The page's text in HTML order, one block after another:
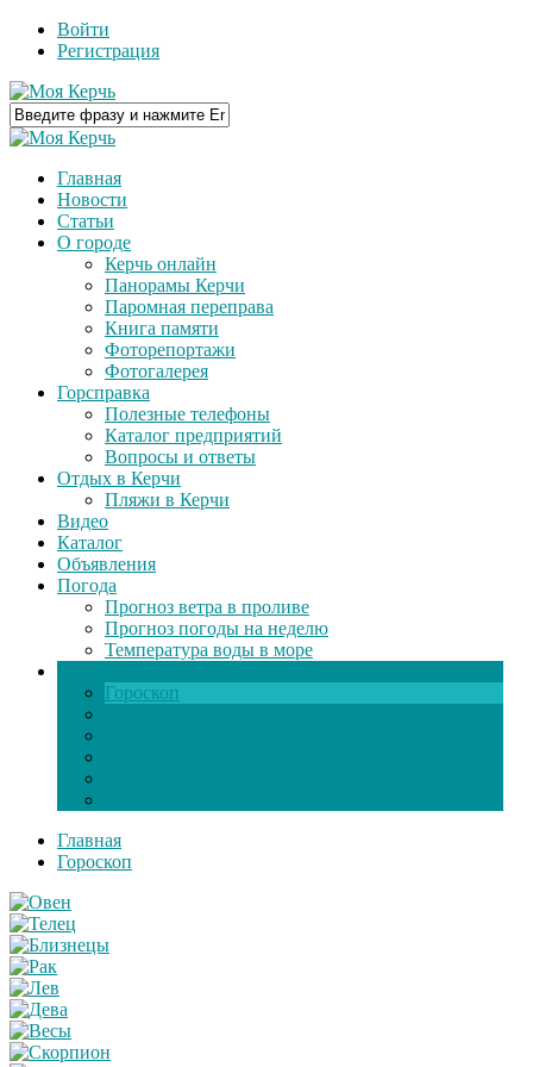
Войти
Регистрация
Главная
Новости
Статьи
О городе
Керчь онлайн
Панорамы Керчи
Паромная переправа
Книга памяти
Фоторепортажи
Фотогалерея
Горсправка
Полезные телефоны
Каталог предприятий
Вопросы и ответы
Отдых в Керчи
Пляжи в Керчи
Видео
Каталог
Объявления
Погода
Прогноз ветра в проливе
Прогноз погоды на неделю
Температура воды в море
Гороскоп
Главная
Гороскоп